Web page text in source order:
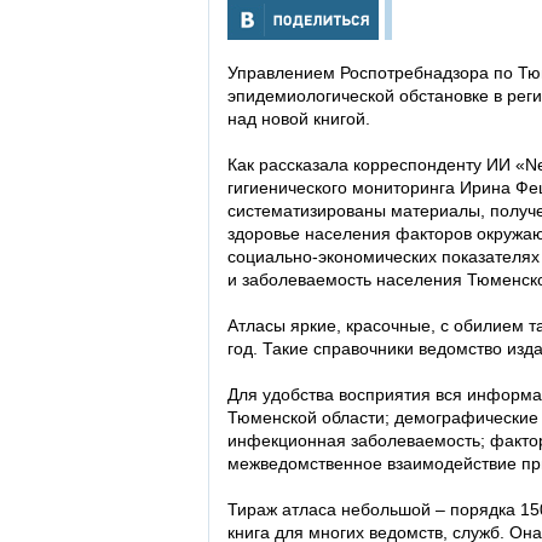
Управлением Роспотребнадзора по
эпидемиологической обстановке в
над новой книгой.
Как рассказала корреспонденту ИИ
гигиенического мониторинга Ирина
систематизированы материалы,
здоровье населения факторов
социально-экономических
и заболеваемость населения
Атласы яркие, красочные, с обилием
год. Такие справочники ведомство
Для удобства восприятия вся
Тюменской области;
инфекционная заболеваемость;
межведомственное взаимодействие
Тираж атласа небольшой – порядка
книга для многих ведомств, служб.